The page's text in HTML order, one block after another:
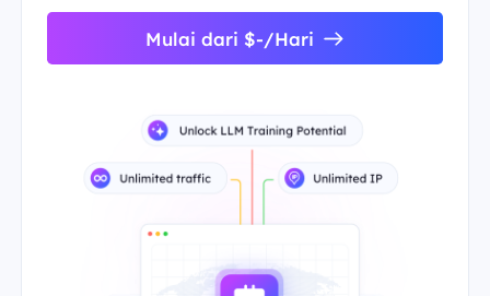
Mulai dari $-/Hari